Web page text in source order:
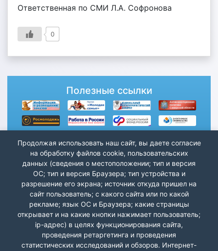
Ответственная по СМИ Л.А. Софронова
0
Полезные ссылки
Продолжая использовать наш сайт, вы даете согласие
на обработку файлов cookie, пользовательских
данных (сведения о местоположении; тип и версия
ОС; тип и версия Браузера; тип устройства и
разрешение его экрана; источник откуда пришел на
сайт пользователь; с какого сайта или по какой
рекламе; язык ОС и Браузера; какие страницы
открывает и на какие кнопки нажимает пользователь;
ip-адрес) в целях функционирования сайта,
проведения ретаргетинга и проведения
статистических исследований и обзоров. Интернет-